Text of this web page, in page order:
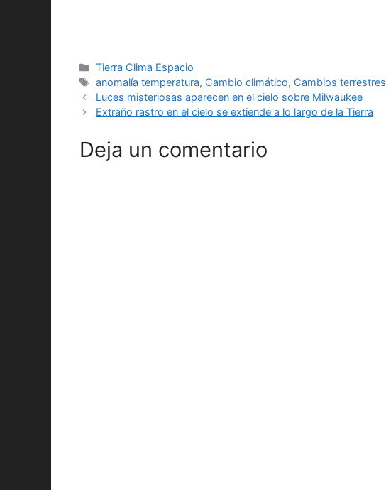
Categorías
Tierra Clima Espacio
Etiquetas
anomalía temperatura, Cambio climático, Cambios terrestres
Luces misteriosas aparecen en el cielo sobre Milwaukee
Extraño rastro en el cielo se extiende a lo largo de la Tierra
Deja un comentario